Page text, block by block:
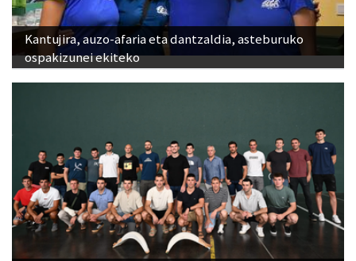
Kantujira, auzo-afaria eta dantzaldia, asteburuko
ospakizunei ekiteko